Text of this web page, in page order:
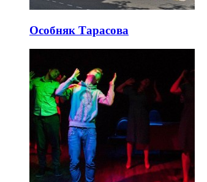
Особняк Тарасова